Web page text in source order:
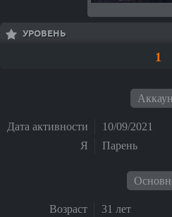
УРОВЕНЬ
1
Дата активности
10/09/2021
Я
Парень
Возраст
31 лет